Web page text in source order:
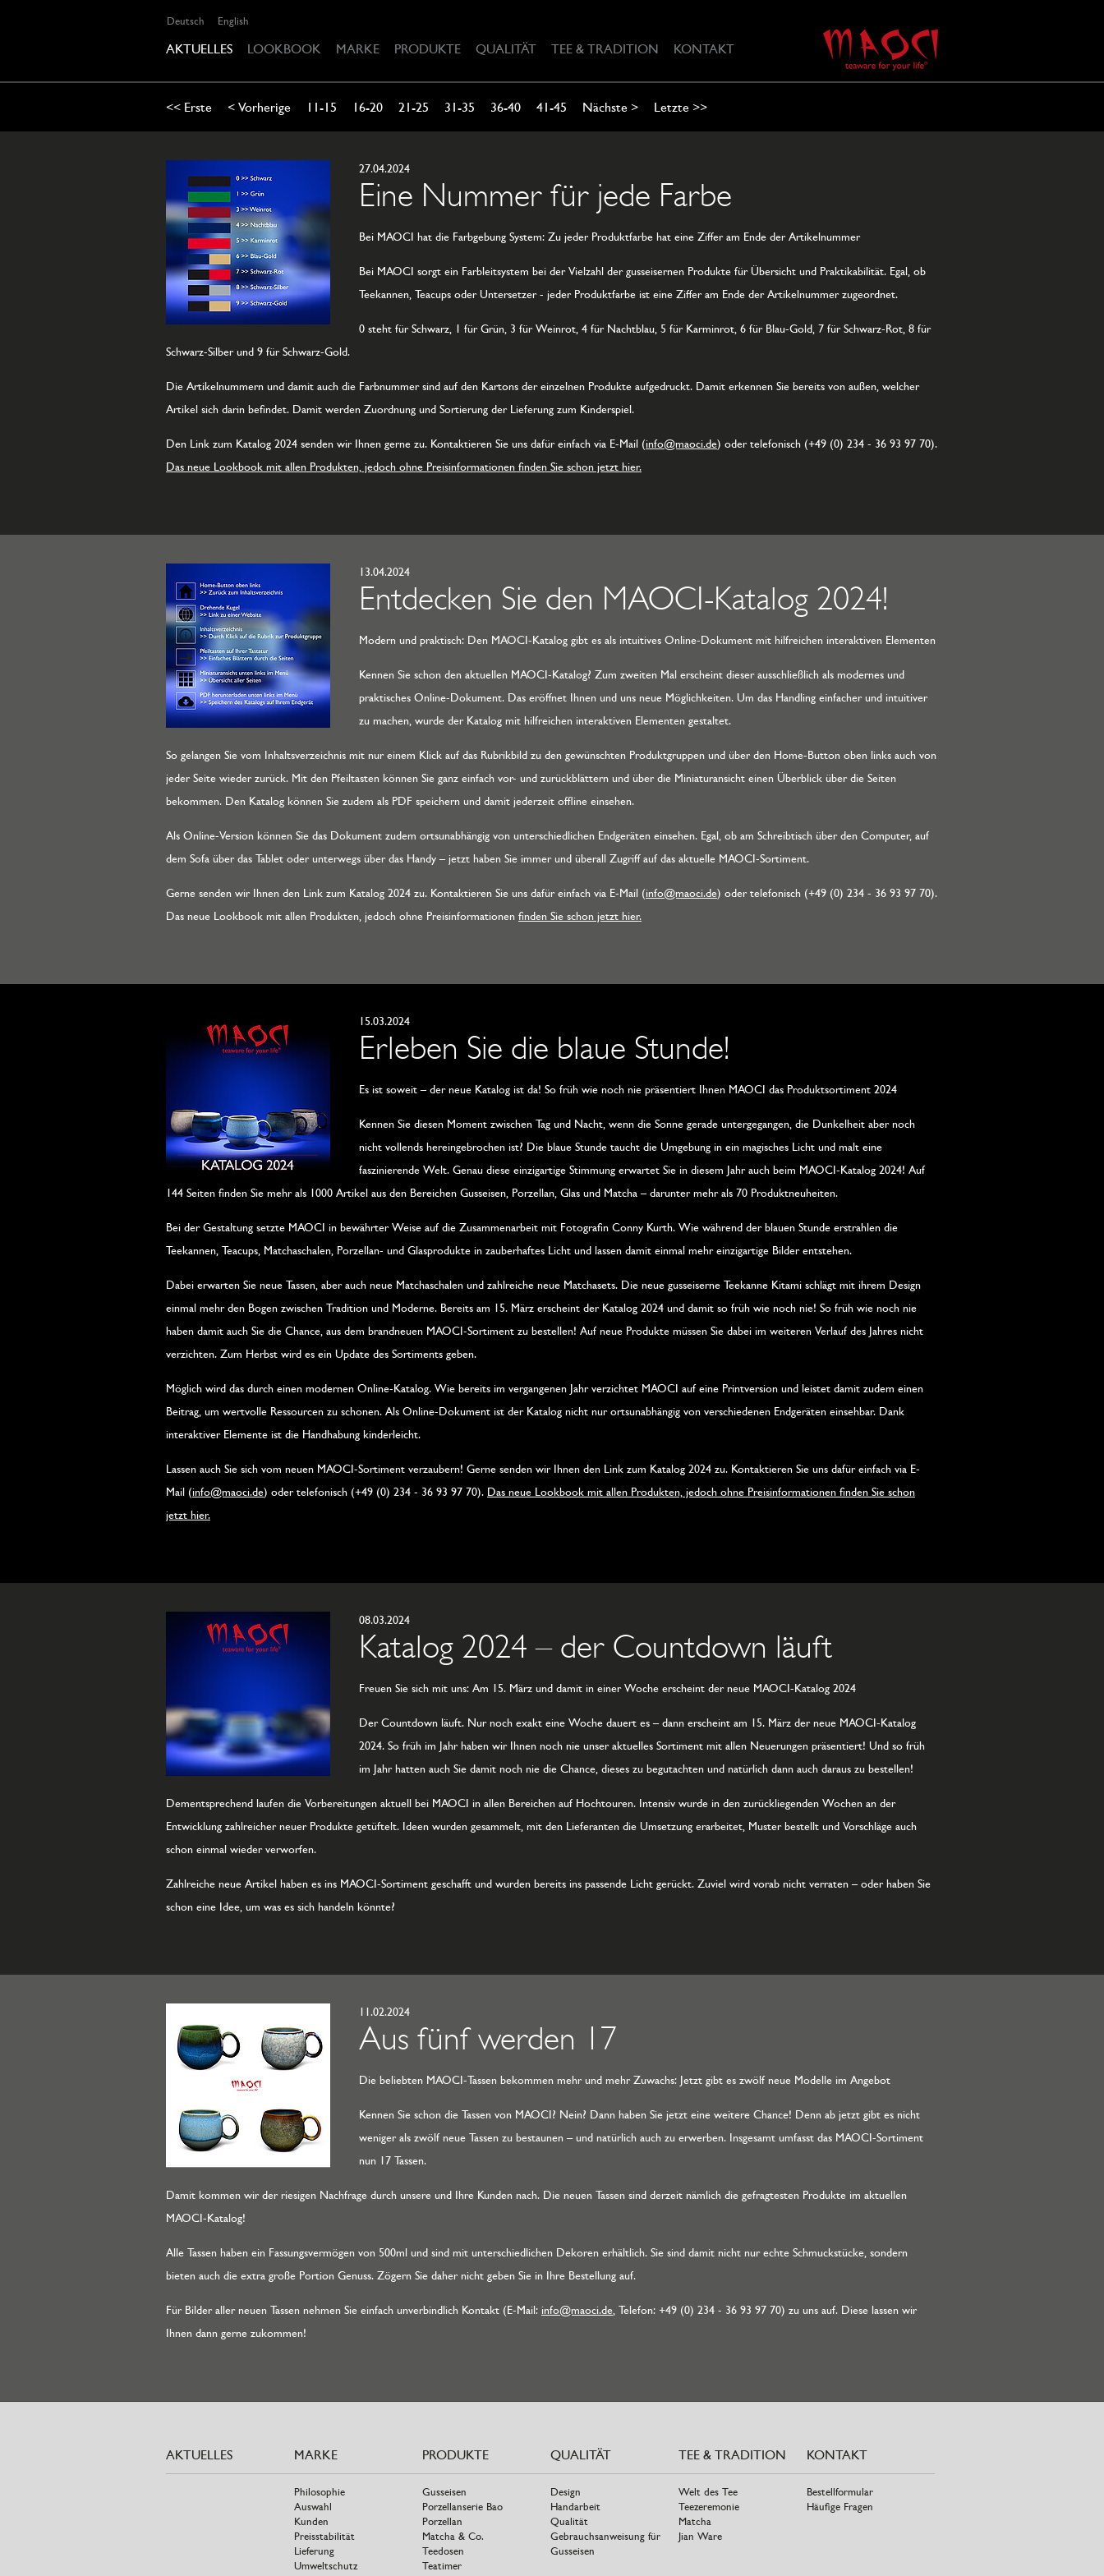
AKTUELLES LOOKBOOK MARKE PRODUKTE QUALITÄT TEE & TRADITION KONTAKT
<< Erste < Vorherige 11-15 16-20 21-25 31-35 36-40 41-45 Nächste > Letzte >>
27.04.2024
Eine Nummer für jede Farbe
Bei MAOCI hat die Farbgebung System: Zu jeder Produktfarbe hat eine Ziffer am Ende der Artikelnummer
Bei MAOCI sorgt ein Farbleitsystem bei der Vielzahl der gusseisernen Produkte für Übersicht und Praktikabilität. Egal, ob
Teekannen, Teacups oder Untersetzer - jeder Produktfarbe ist eine Ziffer am Ende der Artikelnummer zugeordnet.
0 steht für Schwarz, 1 für Grün, 3 für Weinrot, 4 für Nachtblau, 5 für Karminrot, 6 für Blau-Gold, 7 für Schwarz-Rot, 8 für
Schwarz-Silber und 9 für Schwarz-Gold.
Die Artikelnummern und damit auch die Farbnummer sind auf den Kartons der einzelnen Produkte aufgedruckt. Damit erkennen Sie bereits von außen, welcher
Artikel sich darin befindet. Damit werden Zuordnung und Sortierung der Lieferung zum Kinderspiel.
Den Link zum Katalog 2024 senden wir Ihnen gerne zu. Kontaktieren Sie uns dafür einfach via E-Mail (info@maoci.de) oder telefonisch (+49 (0) 234 - 36 93 97 70).
Das neue Lookbook mit allen Produkten, jedoch ohne Preisinformationen finden Sie schon jetzt hier.
13.04.2024
Entdecken Sie den MAOCI-Katalog 2024!
Modern und praktisch: Den MAOCI-Katalog gibt es als intuitives Online-Dokument mit hilfreichen interaktiven Elementen
Kennen Sie schon den aktuellen MAOCI-Katalog? Zum zweiten Mal erscheint dieser ausschließlich als modernes und
praktisches Online-Dokument. Das eröffnet Ihnen und uns neue Möglichkeiten. Um das Handling einfacher und intuitiver
zu machen, wurde der Katalog mit hilfreichen interaktiven Elementen gestaltet.
So gelangen Sie vom Inhaltsverzeichnis mit nur einem Klick auf das Rubrikbild zu den gewünschten Produktgruppen und über den Home-Button oben links auch von
jeder Seite wieder zurück. Mit den Pfeiltasten können Sie ganz einfach vor- und zurückblättern und über die Miniaturansicht einen Überblick über die Seiten
bekommen. Den Katalog können Sie zudem als PDF speichern und damit jederzeit offline einsehen.
Als Online-Version können Sie das Dokument zudem ortsunabhängig von unterschiedlichen Endgeräten einsehen. Egal, ob am Schreibtisch über den Computer, auf
dem Sofa über das Tablet oder unterwegs über das Handy – jetzt haben Sie immer und überall Zugriff auf das aktuelle MAOCI-Sortiment.
Gerne senden wir Ihnen den Link zum Katalog 2024 zu. Kontaktieren Sie uns dafür einfach via E-Mail (info@maoci.de) oder telefonisch (+49 (0) 234 - 36 93 97 70).
Das neue Lookbook mit allen Produkten, jedoch ohne Preisinformationen finden Sie schon jetzt hier.
15.03.2024
Erleben Sie die blaue Stunde!
Es ist soweit – der neue Katalog ist da! So früh wie noch nie präsentiert Ihnen MAOCI das Produktsortiment 2024
Kennen Sie diesen Moment zwischen Tag und Nacht, wenn die Sonne gerade untergegangen, die Dunkelheit aber noch
nicht vollends hereingebrochen ist? Die blaue Stunde taucht die Umgebung in ein magisches Licht und malt eine
faszinierende Welt. Genau diese einzigartige Stimmung erwartet Sie in diesem Jahr auch beim MAOCI-Katalog 2024! Auf
144 Seiten finden Sie mehr als 1000 Artikel aus den Bereichen Gusseisen, Porzellan, Glas und Matcha – darunter mehr als 70 Produktneuheiten.
Bei der Gestaltung setzte MAOCI in bewährter Weise auf die Zusammenarbeit mit Fotografin Conny Kurth. Wie während der blauen Stunde erstrahlen die
Teekannen, Teacups, Matchaschalen, Porzellan- und Glasprodukte in zauberhaftes Licht und lassen damit einmal mehr einzigartige Bilder entstehen.
Dabei erwarten Sie neue Tassen, aber auch neue Matchaschalen und zahlreiche neue Matchasets. Die neue gusseiserne Teekanne Kitami schlägt mit ihrem Design
einmal mehr den Bogen zwischen Tradition und Moderne. Bereits am 15. März erscheint der Katalog 2024 und damit so früh wie noch nie! So früh wie noch nie
haben damit auch Sie die Chance, aus dem brandneuen MAOCI-Sortiment zu bestellen! Auf neue Produkte müssen Sie dabei im weiteren Verlauf des Jahres nicht
verzichten. Zum Herbst wird es ein Update des Sortiments geben.
Möglich wird das durch einen modernen Online-Katalog. Wie bereits im vergangenen Jahr verzichtet MAOCI auf eine Printversion und leistet damit zudem einen
Beitrag, um wertvolle Ressourcen zu schonen. Als Online-Dokument ist der Katalog nicht nur ortsunabhängig von verschiedenen Endgeräten einsehbar. Dank
interaktiver Elemente ist die Handhabung kinderleicht.
Lassen auch Sie sich vom neuen MAOCI-Sortiment verzaubern! Gerne senden wir Ihnen den Link zum Katalog 2024 zu. Kontaktieren Sie uns dafür einfach via E-
Mail (info@maoci.de) oder telefonisch (+49 (0) 234 - 36 93 97 70). Das neue Lookbook mit allen Produkten, jedoch ohne Preisinformationen finden Sie schon
jetzt hier.
08.03.2024
Katalog 2024 – der Countdown läuft
Freuen Sie sich mit uns: Am 15. März und damit in einer Woche erscheint der neue MAOCI-Katalog 2024
Der Countdown läuft. Nur noch exakt eine Woche dauert es – dann erscheint am 15. März der neue MAOCI-Katalog
2024. So früh im Jahr haben wir Ihnen noch nie unser aktuelles Sortiment mit allen Neuerungen präsentiert! Und so früh
im Jahr hatten auch Sie damit noch nie die Chance, dieses zu begutachten und natürlich dann auch daraus zu bestellen!
Dementsprechend laufen die Vorbereitungen aktuell bei MAOCI in allen Bereichen auf Hochtouren. Intensiv wurde in den zurückliegenden Wochen an der
Entwicklung zahlreicher neuer Produkte getüftelt. Ideen wurden gesammelt, mit den Lieferanten die Umsetzung erarbeitet, Muster bestellt und Vorschläge auch
schon einmal wieder verworfen.
Zahlreiche neue Artikel haben es ins MAOCI-Sortiment geschafft und wurden bereits ins passende Licht gerückt. Zuviel wird vorab nicht verraten – oder haben Sie
schon eine Idee, um was es sich handeln könnte?
11.02.2024
Aus fünf werden 17
Die beliebten MAOCI-Tassen bekommen mehr und mehr Zuwachs: Jetzt gibt es zwölf neue Modelle im Angebot
Kennen Sie schon die Tassen von MAOCI? Nein? Dann haben Sie jetzt eine weitere Chance! Denn ab jetzt gibt es nicht
weniger als zwölf neue Tassen zu bestaunen – und natürlich auch zu erwerben. Insgesamt umfasst das MAOCI-Sortiment
nun 17 Tassen.
Damit kommen wir der riesigen Nachfrage durch unsere und Ihre Kunden nach. Die neuen Tassen sind derzeit nämlich die gefragtesten Produkte im aktuellen
MAOCI-Katalog!
Alle Tassen haben ein Fassungsvermögen von 500ml und sind mit unterschiedlichen Dekoren erhältlich. Sie sind damit nicht nur echte Schmuckstücke, sondern
bieten auch die extra große Portion Genuss. Zögern Sie daher nicht geben Sie in Ihre Bestellung auf.
Für Bilder aller neuen Tassen nehmen Sie einfach unverbindlich Kontakt (E-Mail: info@maoci.de , Telefon: +49 (0) 234 - 36 93 97 70) zu uns auf. Diese lassen wir
Ihnen dann gerne zukommen!
AKTUELLES MARKE
Philosophie
Auswahl
Kunden
Preisstabilität
Lieferung
Umweltschutz
PRODUKTE
Gusseisen
Porzellanserie Bao
Porzellan
Matcha & Co.
Teedosen
Teatimer
QUALITÄT
Design
Handarbeit
Qualität
Gebrauchsanweisung für
Gusseisen
TEE & TRADITION
Welt des Tee
Teezeremonie
Matcha
Jian Ware
KONTAKT
Bestellformular
Häufige Fragen
Deutsch English